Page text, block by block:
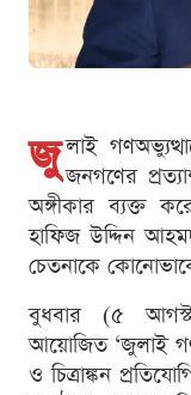
জু লাই
জনগণের
অঙ্গীকার ব্যক্ত
হাফিজ উদ্দিন
চেতনাকে
বুধবার (৫
আয়োজিত ‘জুলাই
ও চিত্রাঙ্কন